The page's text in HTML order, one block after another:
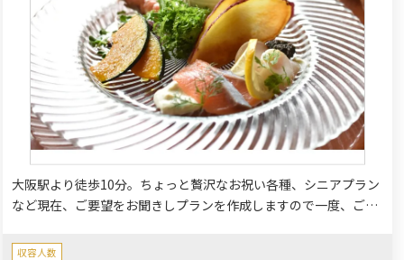
大阪駅より徒歩10分。ちょっと贅沢なお祝い各種、シニアプラン
など現在、ご要望をお聞きしプランを作成しますので一度、ご相
収容人数